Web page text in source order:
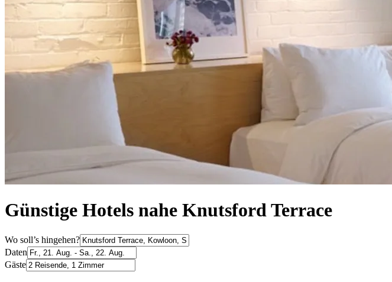
Günstige Hotels nahe Knutsford Terrace
Wo soll’s hingehen?
Daten
Gäste